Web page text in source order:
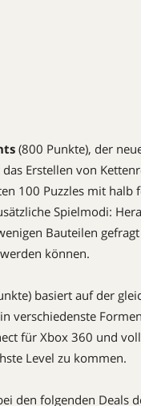
(800 Punkte), der
Erstellen von
100 Puzzles mit
Spielmodi:
Bauteilen
können.
basiert auf der
verschiedenste
für Xbox 360 und
Level zu kommen.
den folgenden Deals